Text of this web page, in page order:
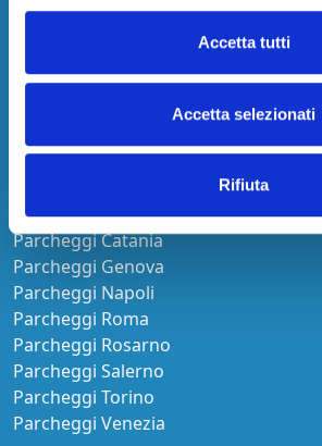
Accetta tutti
Accetta selezionati
Rifiuta
Parcheggi Aeroporto Reggio Calabria
Parcheggi Aeroporto Salerno
Parcheggi Aeroporto Trapani
Città
Parcheggi Caserta
Parcheggi Catania
Parcheggi Genova
Parcheggi Napoli
Parcheggi Roma
Parcheggi Rosarno
Parcheggi Salerno
Parcheggi Torino
Parcheggi Venezia